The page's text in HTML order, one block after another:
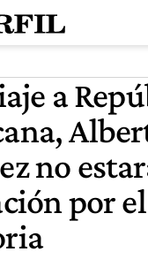
a
no
por